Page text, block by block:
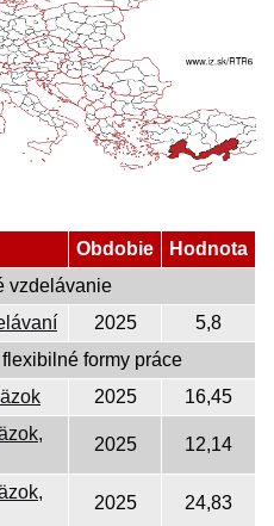
Obdobie
Hodnota
vzdelávanie
2025
5,8
formy práce
2025
16,45
2025 12,14
2025 24,83